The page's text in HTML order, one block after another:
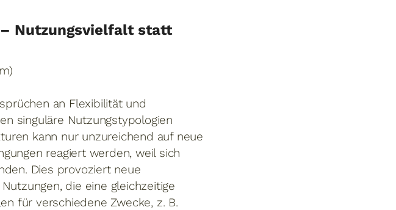
Nutzungsvielfalt statt
an Flexibilität und
singuläre Nutzungstypologien
kann nur unzureichend auf neue
reagiert werden, weil sich
Dies provoziert neue
die eine gleichzeitige
für verschiedene Zwecke, z. B.